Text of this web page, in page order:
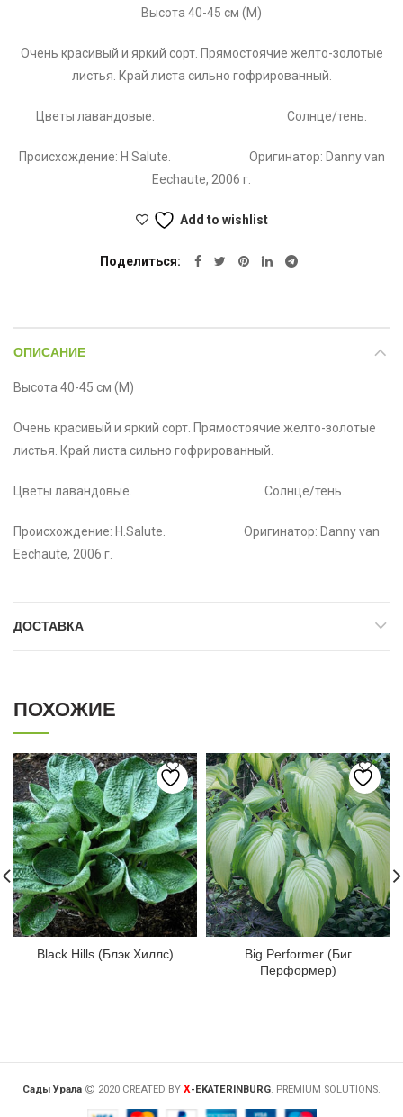
Высота 40-45 см (М)
Очень красивый и яркий сорт. Прямостоячие желто-золотые
листья. Край листа сильно гофрированный.
Цветы лавандовые. Солнце/тень.
Происхождение: H.Salute. Оригинатор: Danny van
Eechaute, 2006 г.
Add to wishlist
Поделиться
ОПИСАНИЕ
Высота 40-45 см (М)
Очень красивый и яркий сорт. Прямостоячие желто-золотые
листья. Край листа сильно гофрированный.
Цветы лавандовые. Солнце/тень.
Происхождение: H.Salute. Оригинатор: Danny van
Eechaute, 2006 г.
ДОСТАВКА
ПОХОЖИЕ
Black Hills (Блэк Хиллс)
Big Performer (Биг
Перформер)
Сады Урала 2020 CREATED BY X-EKATERINBURG . PREMIUM SOLUTIONS.